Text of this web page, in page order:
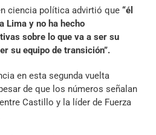
ciencia política advirtió que “él
Lima y no ha hecho
sobre lo que va a ser su
su equipo de transición”.
en esta segunda vuelta
de que los números señalan
Castillo y la líder de Fuerza